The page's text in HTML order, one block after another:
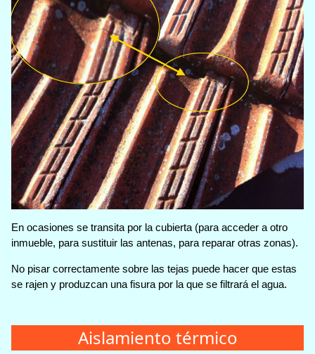
En ocasiones se transita por la cubierta (para acceder a otro
inmueble, para sustituir las antenas, para reparar otras zonas).
No pisar correctamente sobre las tejas puede hacer que estas
se rajen y produzcan una fisura por la que se filtrará el agua.
Aislamiento térmico